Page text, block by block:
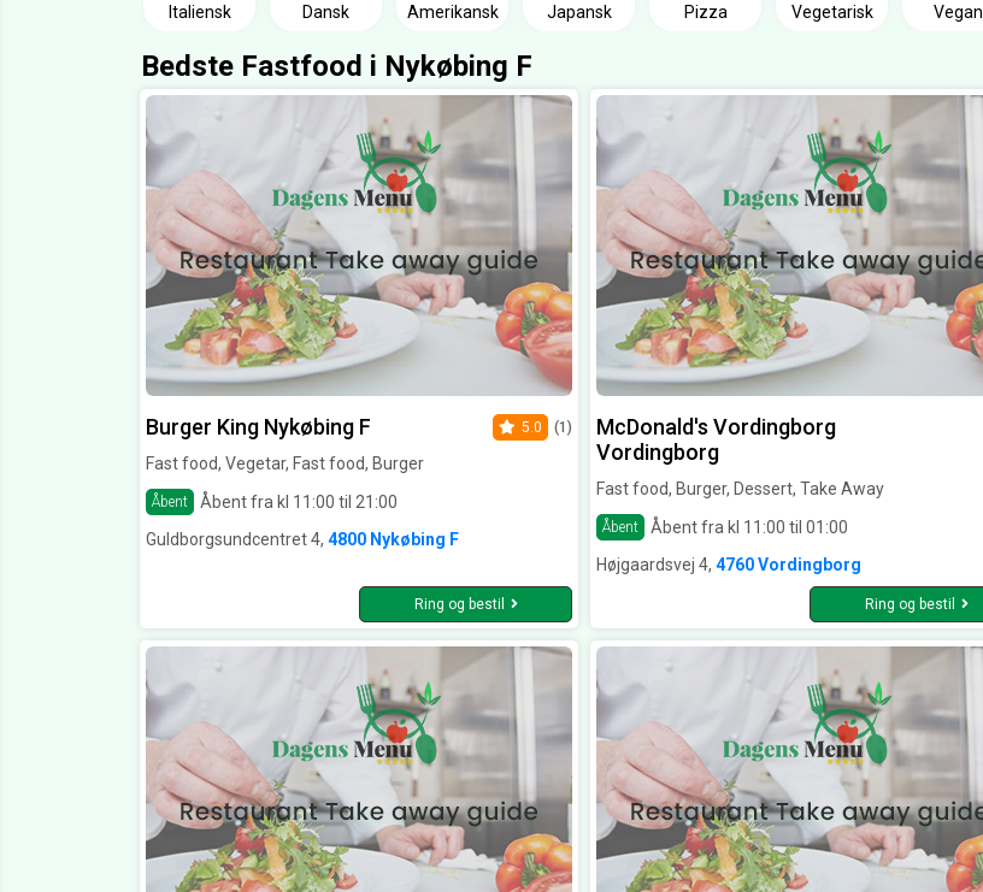
Italiensk Dansk Amerikansk Japansk Pizza Vegetarisk Vegan
Bedste Fastfood i Nykøbing F
Burger King Nykøbing F
Fast food, Vegetar, Fast food, Burger
Åbent Åbent fra kl 11:00 til 21:00
5.0 (1)
Guldborgsundcentret 4, 4800 Nykøbing F
Ring og bestil
McDonald's Vordingborg
Vordingborg
Fast food, Burger, Dessert, Take Away
Åbent
Åbent fra kl 11:00 til 01:00
Højgaardsvej 4, 4760 Vordingborg
Ring og bestil